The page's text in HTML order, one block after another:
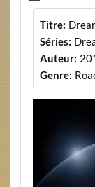
Titre:
Séries:
Auteur:
Genre: